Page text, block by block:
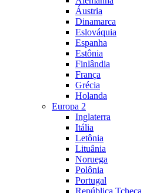
Áustria
Dinamarca
Eslováquia
Espanha
Estônia
Finlândia
França
Grécia
Holanda
Europa 2
Inglaterra
Itália
Letônia
Lituânia
Noruega
Polônia
Portugal
República Tcheca